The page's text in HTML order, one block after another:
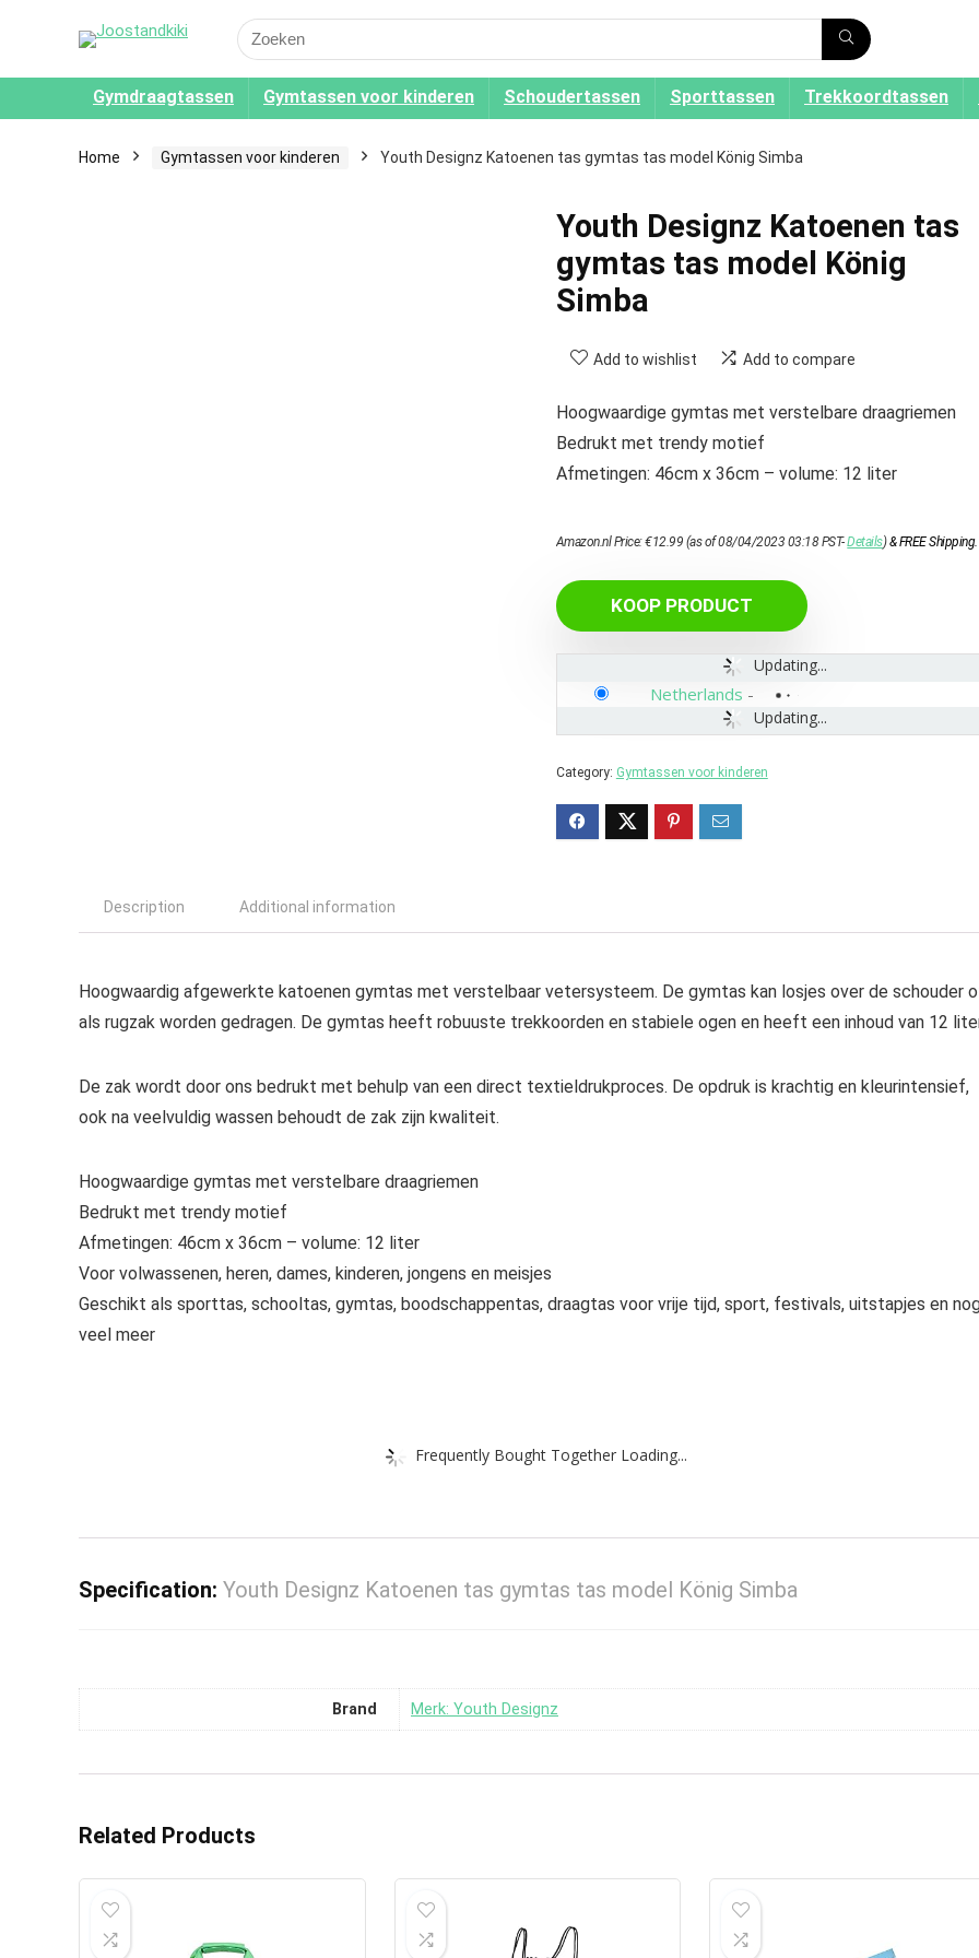
Search
for:
Gymdraagtassen Gymtassen voor kinderen Schoudertassen Sporttassen Trekkoordtassen
Home Gymtassen voor kinderen Youth Designz Katoenen tas gymtas tas model König Simba
Youth Designz Katoenen tas
gymtas tas model König
Simba
Add to wishlist Add to compare
Hoogwaardige gymtas met verstelbare draagriemen
Bedrukt met trendy motief
Afmetingen: 46cm x 36cm – volume: 12 liter
Amazon.nl Price:€12.99 (as of 08/04/2023 03:18 PST-Details)&FREE Shipping.
KOOP PRODUCT
Updating...
Updating...
Netherlands -
Category: Gymtassen voor kinderen
Description Additional information
Hoogwaardig afgewerkte katoenen gymtas met verstelbaar vetersysteem. De gymtas kan losjes over de schouder
als rugzak worden gedragen. De gymtas heeft robuuste trekkoorden en stabiele ogen en heeft een inhoud van 12
De zak wordt door ons bedrukt met behulp van een direct textieldrukproces. De opdruk is krachtig en kleurintensief,
ook na veelvuldig wassen behoudt de zak zijn kwaliteit.
Hoogwaardige gymtas met verstelbare draagriemen
Bedrukt met trendy motief
Afmetingen: 46cm x 36cm – volume: 12 liter
Voor volwassenen, heren, dames, kinderen, jongens en meisjes
Geschikt als sporttas, schooltas, gymtas, boodschappentas, draagtas voor vrije tijd, sport, festivals, uitstapjes en
veel meer
Frequently Bought Together Loading...
Specification: Youth Designz Katoenen tas gymtas tas model König Simba
Brand Merk: Youth Designz
Related Products